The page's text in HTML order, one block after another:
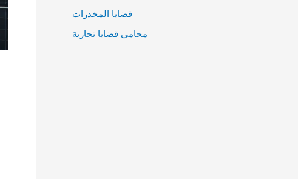
قضايا المخدرات
محامي قضايا تجارية